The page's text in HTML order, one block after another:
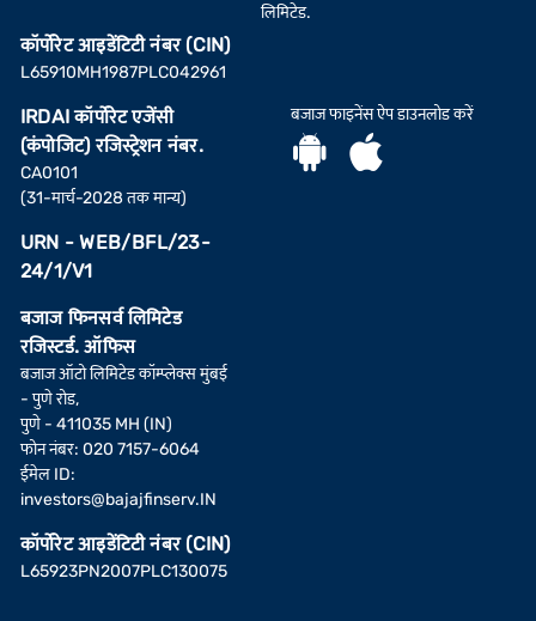
कॉर्पोरेट आइडेंटिटी नंबर (CIN)
L65910MH1987PLC042961
IRDAI कॉर्पोरेट एजेंसी
(कंपोजिट) रजिस्ट्रेशन नंबर.
CA0101
(31-मार्च-2028 तक मान्य)
URN - WEB/BFL/23-
24/1/V1
बजाज फिनसर्व लिमिटेड
रजिस्टर्ड. ऑफिस
बजाज ऑटो लिमिटेड कॉम्प्लेक्स मुंबई
- पुणे रोड,
पुणे - 411035 MH (IN)
फोन नंबर: 020 7157-6064
ईमेल ID:
investors@bajajfinserv.IN
कॉर्पोरेट आइडेंटिटी नंबर (CIN)
L65923PN2007PLC130075
लिमिटेड.
बजाज फाइनेंस ऐप डाउनलोड करें